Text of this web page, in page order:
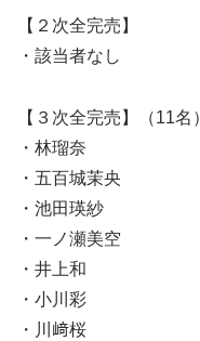
【２次全完売】
・該当者なし
【３次全完売】（11名）
・林瑠奈
・五百城茉央
・池田瑛紗
・一ノ瀬美空
・井上和
・小川彩
・川﨑桜